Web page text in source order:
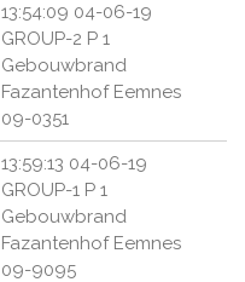
13:54:09 04-06-19
GROUP-2 P 1
Gebouwbrand
Fazantenhof Eemnes
09-0351
13:59:13 04-06-19
GROUP-1 P 1
Gebouwbrand
Fazantenhof Eemnes
09-9095